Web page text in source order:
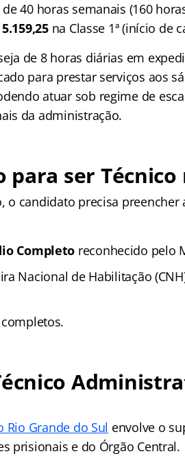
40 horas semanais (160
5.159,25na Classe 1ª (início de
de 8 horas diárias em
para prestar serviços aos
atuar sob regime de
da administração.
ser Técnico
o candidato precisa preencher
Completo reconhecido pelo
Nacional de Habilitação
Rio Grande do Sul envolve o
prisionais e do Órgão Central.